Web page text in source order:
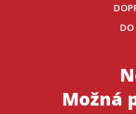
DO
Možná